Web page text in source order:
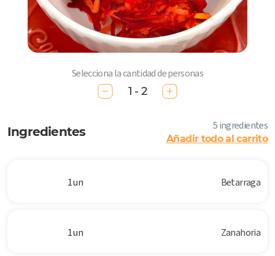
Selecciona la cantidad de personas
1 - 2
Ingredientes 5 ingredientes
Añadir todo al carrito
1 un Betarraga
1 un Zanahoria